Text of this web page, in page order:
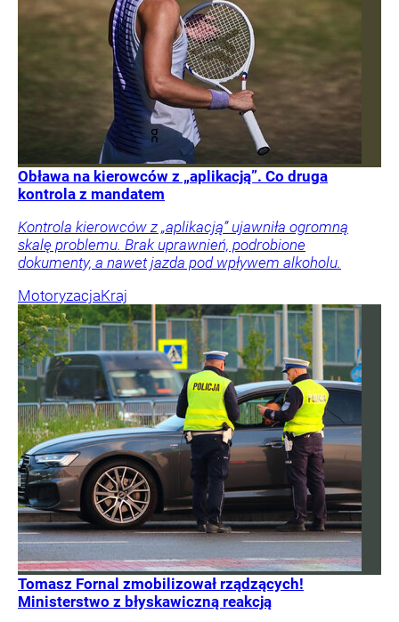
Obława na kierowców z „aplikacją”. Co druga
kontrola z mandatem
Kontrola kierowców z „aplikacją” ujawniła ogromną
skalę problemu. Brak uprawnień, podrobione
dokumenty, a nawet jazda pod wpływem alkoholu.
MotoryzacjaKraj
Tomasz Fornal zmobilizował rządzących!
Ministerstwo z błyskawiczną reakcją